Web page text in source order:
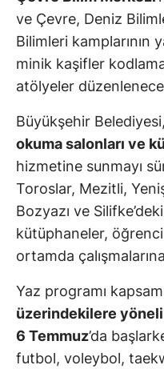
ve Çevre, Deniz
Bilimleri kamplarının
minik kaşifler
atölyeler
Büyükşehir
okuma salonları ve
hizmetine sunmayı
Toroslar, Mezitli,
Bozyazı ve
kütüphaneler,
ortamda
Yaz programı
üzerindekilere
6 Temmuz’da
futbol, voleybol,